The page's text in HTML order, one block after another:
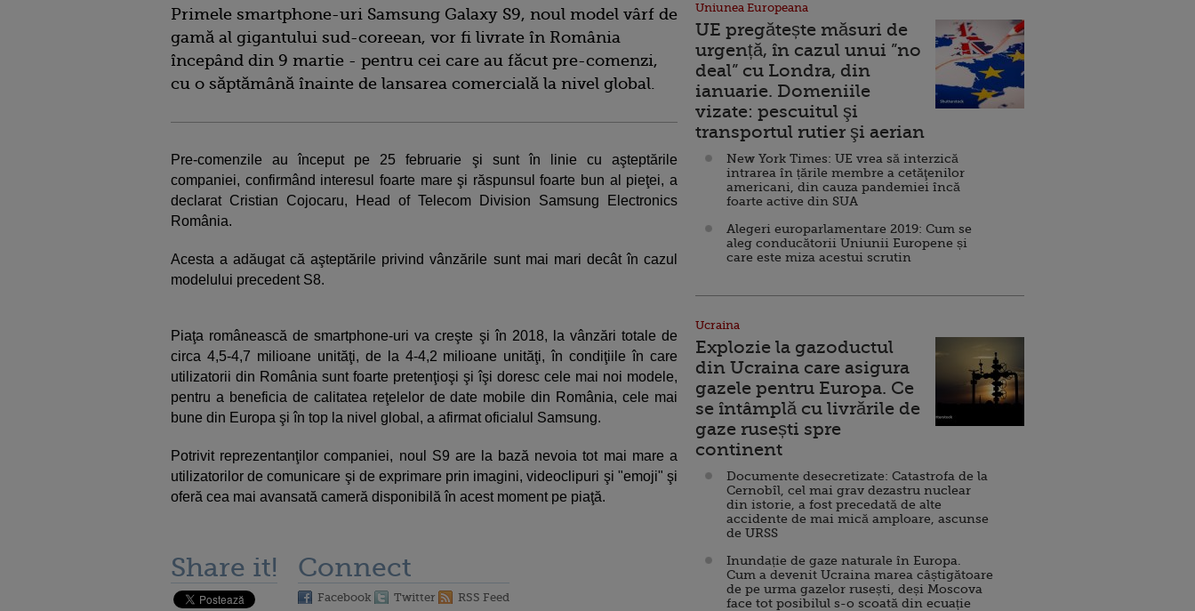
Primele smartphone-uri Samsung Galaxy S9, noul model vârf de
gamă al gigantului sud-coreean, vor fi livrate în România
începând din 9 martie - pentru cei care au făcut pre-comenzi,
cu o săptămână înainte de lansarea comercială la nivel global.
Pre-comenzile au început pe 25 februarie şi sunt în linie cu aşteptările
companiei, confirmând interesul foarte mare şi răspunsul foarte bun al pieţei, a
declarat Cristian Cojocaru, Head of Telecom Division Samsung Electronics
România.
Acesta a adăugat că aşteptările privind vânzările sunt mai mari decât în cazul
modelului precedent S8.
Piaţa românească de smartphone-uri va creşte şi în 2018, la vânzări totale de
circa 4,5-4,7 milioane unităţi, de la 4-4,2 milioane unităţi, în condiţiile în care
utilizatorii din România sunt foarte pretenţioşi şi îşi doresc cele mai noi modele,
pentru a beneficia de calitatea reţelelor de date mobile din România, cele mai
bune din Europa şi în top la nivel global, a afirmat oficialul Samsung.
Potrivit reprezentanţilor companiei, noul S9 are la bază nevoia tot mai mare a
utilizatorilor de comunicare şi de exprimare prin imagini, videoclipuri şi "emoji" şi
oferă cea mai avansată cameră disponibilă în acest moment pe piaţă.
Share it! Connect
Facebook Twitter RSS Feed
Uniunea Europeana
UE pregătește măsuri de
urgență, în cazul unui ”no
deal” cu Londra, din
ianuarie. Domeniile
vizate: pescuitul şi
transportul rutier şi aerian
New York Times: UE vrea să interzică
intrarea în țările membre a cetăţenilor
americani, din cauza pandemiei încă
foarte active din SUA
Alegeri europarlamentare 2019: Cum se
aleg conducătorii Uniunii Europene și
care este miza acestui scrutin
Ucraina
Explozie la gazoductul
din Ucraina care asigura
gazele pentru Europa. Ce
se întâmplă cu livrările de
gaze rusești spre
continent
Documente desecretizate: Catastrofa de la
Cernobîl, cel mai grav dezastru nuclear
din istorie, a fost precedată de alte
accidente de mai mică amploare, ascunse
de URSS
Inundație de gaze naturale în Europa.
Cum a devenit Ucraina marea câștigătoare
de pe urma gazelor rusești, deși Moscova
face tot posibilul s-o scoată din ecuație